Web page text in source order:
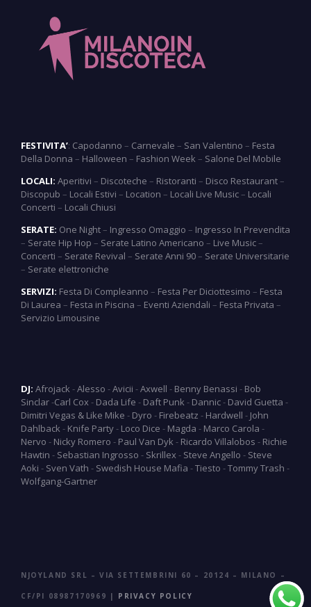
FESTIVITA’: Capodanno – Carnevale – San Valentino – Festa
Della Donna – Halloween – Fashion Week – Salone Del Mobile
LOCALI: Aperitivi – Discoteche – Ristoranti – Disco Restaurant–
Discopub – Locali Estivi – Location – Locali Live Music– Locali
Concerti – Locali Chiusi
SERATE: One Night– Ingresso Omaggio – Ingresso In Prevendita
– Serate Hip Hop – Serate Latino Americano – Live Music–
Concerti – Serate Revival – Serate Anni 90– Serate Universitarie
– Serate elettroniche
SERVIZI: Festa Di Compleanno – Festa Per Diciottesimo – Festa
Di Laurea – Festa in Piscina – Eventi Aziendali – Festa Privata –
Servizio Limousine
DJ: Afrojack -Alesso -Avicii -Axwell - Benny Benassi - Bob
Sinclar-Carl Cox - Dada Life - Daft Punk - Dannic- David Guetta -
Dimitri Vegas & Like Mike - Dyro - Firebeatz - Hardwell - John
Dahlback - Knife Party- Loco Dice - Magda - Marco Carola -
Nervo - Nicky Romero - Paul Van Dyk - Ricardo Villalobos - Richie
Hawtin - Sebastian Ingrosso - Skrillex - Steve Angello - Steve
Aoki - Sven Vath - Swedish House Mafia -Tiesto -Tommy Trash -
Wolfgang-Gartner
NJOYLAND SRL – VIA SETTEMBRINI 60 – 20124 – MILANO –
CF/PI 08987170969 | PRIVACY POLICY